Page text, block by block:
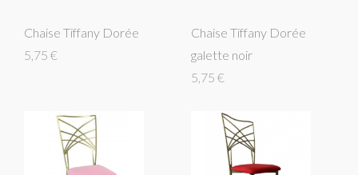
Chaise Tiffany Dorée
5,75 €
Chaise Tiffany Dorée
galette noir
5,75 €